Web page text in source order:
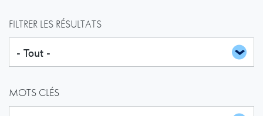
FILTRER LES RÉSULTATS
MOTS CLÉS